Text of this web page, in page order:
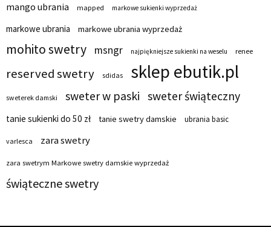
mango ubrania mapped markowe sukienki wyprzedaż
markowe ubrania markowe ubrania wyprzedaż
mohito swetry msngr najpiękniejsze sukienki na weselu renee
reserved swetry sdidas sklep ebutik.pl
sweterek damski sweter w paski sweter świąteczny
tanie sukienki do 50 zł tanie swetry damskie ubrania basic
varlesca zara swetry
zara swetrym Markowe swetry damskie wyprzedaż
świąteczne swetry